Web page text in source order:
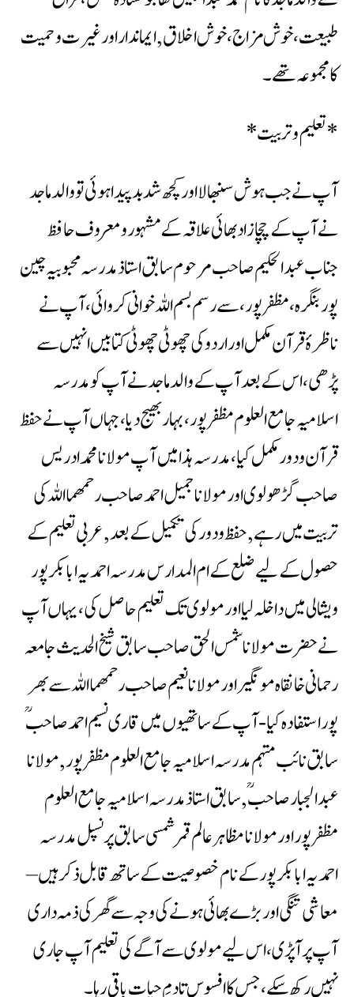
طبیعت ،خوش مزاج، خوش اخلاق ,ایماندار اور غیرت وحمیت
کا مجموعہ تھے۔
*تعلیم وتربیت*
آپ نےجب ہوش سنبھالا اور کچھ شد بد پیداہوئی تو والد ماجد
نے آپ کے چچازاد بھائی علاقہ کے مشہور ومعروف حافظ
جناب عبدالحکیم صاحب مرحوم سابق استاذ مدرسہ محبوبیہ چین
پور بنگرہ ،مظفرپور ، سے رسم بسم اللہ خوانی کروائی ،آپ نے
ناظرۂ قرآن مکمل اور اردو کی چھوٹی چھوٹی کتابیں انہیں سے
پڑھی ، اس کے بعد آپ کے والد ماجد نے آپ کو مدرسہ
اسلامیہ جامع العلوم مظفرپور ، بہار بھیج دیا ، جہاں آپ نے حفظ
قرآن ودور مکمل کیا ،مدرسہ ہذا میں آپ مولانامحمدادریس
صاحب گڑھولوی اور مولاناجمیل احمدصاحب رحمھما اللہ کی
تربیت میں رہے ,حفظ ودور کی تکمیل کے بعد, عربی تعلیم کے
حصول کے لیے ضلع کے ام المدارس مدرسہ احمدیہ ابابکر پور
ویشالی میں داخلہ لیا اور مولوی تک تعلیم حاصل کی ،یہاں آپ
نےحضرت مولانا شمس الحق صاحب سابق شیخ الحديث جامعہ
رحمانی خانقاہ مونگیر اور مولانانعیم صاحب رحمھمااللہ سے بھر
پور استفادہ کیا -آپ کے ساتھیوں میں قاری نسیم احمد صاحبؒ
سابق نائب مہتمم مدرسہ اسلامیہ جامع العلوم مظفرپور ,مولانا
عبدالجبار صاحبؒ ,سابق استاذ مدرسہ اسلامیہ جامع العلوم
مظفرپور اور مولانا مظاہر عالم قمر شمسی سابق پرنسپل مدرسہ
احمدیہ ابابکر پور کے نام خصوصیت کے ساتھ قابل ذکر ہیں –
معاشی تنگی اور بڑے بھائی ہونے کی وجہ سے گھر کی ذمہ داری
آپ پر آپڑی، اس لیے مولوی سے آگے کی تعلیم آپ جاری
نہیں رکھ سکے ، جس کا افسوس تادمِ حیات باقی رہا ۔